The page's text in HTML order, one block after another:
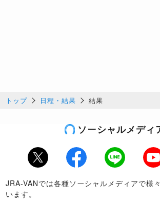
トップ 日程・結果 結果
ソーシャルメディ
Twitter Facebook LINE
JRA-VANでは各種ソーシャルメディアで様
います。